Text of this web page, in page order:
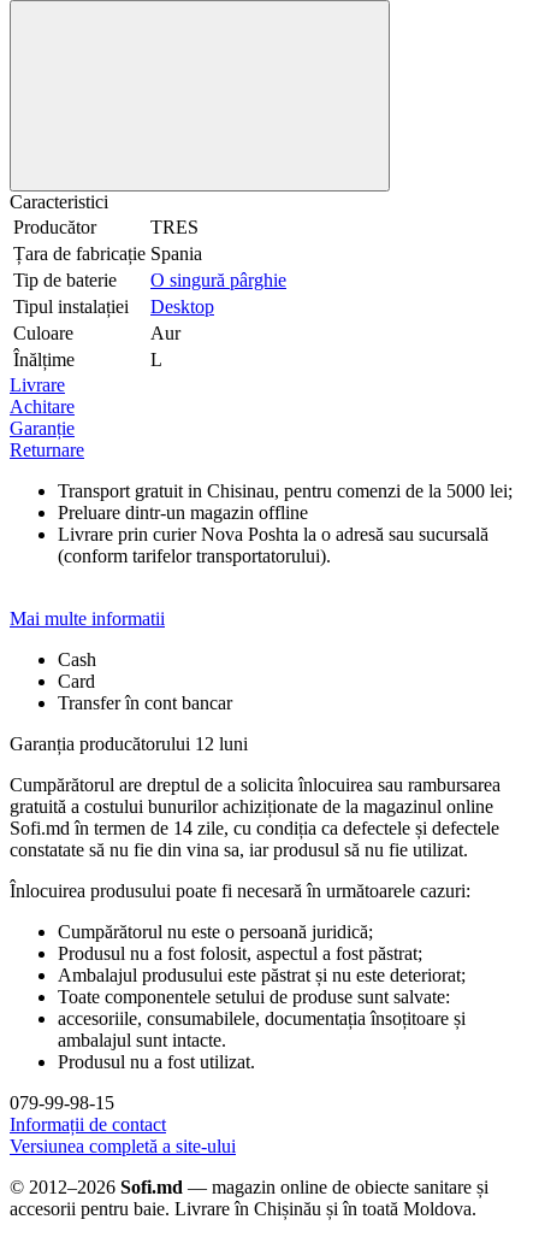
Caracteristici
Producător
TRES
Țara de fabricație Spania
Tip de baterie
O singură pârghie
Tipul instalației
Desktop
Culoare
Aur
Înălțime
L
Livrare
Achitare
Garanție
Returnare
Transport gratuit in Chisinau, pentru comenzi de la 5000 lei;
Preluare dintr-un magazin offline
Livrare prin curier Nova Poshta la o adresă sau sucursală
(conform tarifelor transportatorului).
Mai multe informatii
Cash
Card
Transfer în cont bancar
Garanția producătorului 12 luni
Cumpărătorul are dreptul de a solicita înlocuirea sau rambursarea
gratuită a costului bunurilor achiziționate de la magazinul online
Sofi.md în termen de 14 zile, cu condiția ca defectele și defectele
constatate să nu fie din vina sa, iar produsul să nu fie utilizat.
Înlocuirea produsului poate fi necesară în următoarele cazuri:
Cumpărătorul nu este o persoană juridică;
Produsul nu a fost folosit, aspectul a fost păstrat;
Ambalajul produsului este păstrat și nu este deteriorat;
Toate componentele setului de produse sunt salvate:
accesoriile, consumabilele, documentația însoțitoare și
ambalajul sunt intacte.
Produsul nu a fost utilizat.
079-99-98-15
Informații de contact
Versiunea completă a site-ului
© 2012–2026 Sofi.md — magazin online de obiecte sanitare și
accesorii pentru baie. Livrare în Chișinău și în toată Moldova.